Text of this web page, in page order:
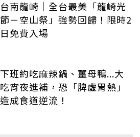
台南龍崎│全台最美「龍崎光
節－空山祭」強勢回歸！限時2
日免費入場
下班約吃麻辣鍋、薑母鴨...大
吃宵夜進補，恐「脾虛胃熱」
造成食道逆流！